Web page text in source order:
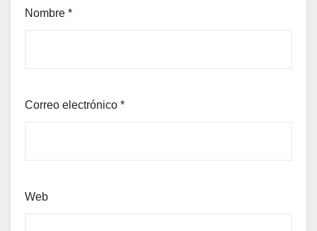
Nombre *
Correo electrónico *
Web